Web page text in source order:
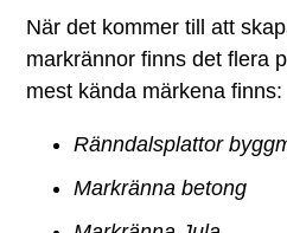
När det kommer till att
markrännor finns det flera
mest kända märkena finns:
Ränndalsplattor
Markränna betong